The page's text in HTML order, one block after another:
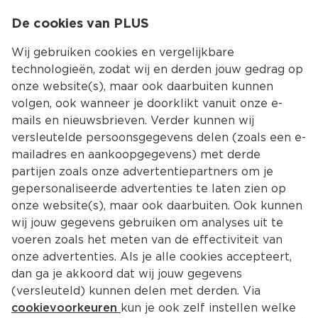
Kies jouw
Terug Producten
De cookies van PLUS
Wij gebruiken cookies en vergelijkbare
technologieën, zodat wij en derden jouw gedrag op
onze website(s), maar ook daarbuiten kunnen
volgen, ook wanneer je doorklikt vanuit onze e-
mails en nieuwsbrieven. Verder kunnen wij
versleutelde persoonsgegevens delen (zoals een e-
mailadres en aankoopgegevens) met derde
partijen zoals onze advertentiepartners om je
gepersonaliseerde advertenties te laten zien op
onze website(s), maar ook daarbuiten. Ook kunnen
wij jouw gegevens gebruiken om analyses uit te
voeren zoals het meten van de effectiviteit van
onze advertenties. Als je alle cookies accepteert,
dan ga je akkoord dat wij jouw gegevens
(versleuteld) kunnen delen met derden. Via
cookievoorkeuren kun je ook zelf instellen welke